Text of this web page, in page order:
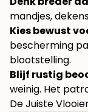
mandjes,
Kies bewust
bescherming
blootstelling.
Blijf rustig
weinig. Het
De Juiste